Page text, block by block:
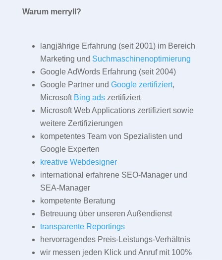
Warum merryll?
langjährige Erfahrung (seit 2001) im Bereich
Marketing und Suchmaschinenoptimierung
Google AdWords Erfahrung (seit 2004)
Google Partner und Google zertifiziert,
Microsoft Bing adszertifiziert
Microsoft Web Applications zertifiziert sowie
weitere Zertifizierungen
kompetentes Team von Spezialisten und
Google Experten
kreative Webdesigner
international erfahrene SEO-Manager und
SEA-Manager
kompetente Beratung
Betreuung über unseren Außendienst
transparente Reportings
hervorragendes Preis-Leistungs-Verhältnis
wir messen jeden Klick und Anruf mit 100%